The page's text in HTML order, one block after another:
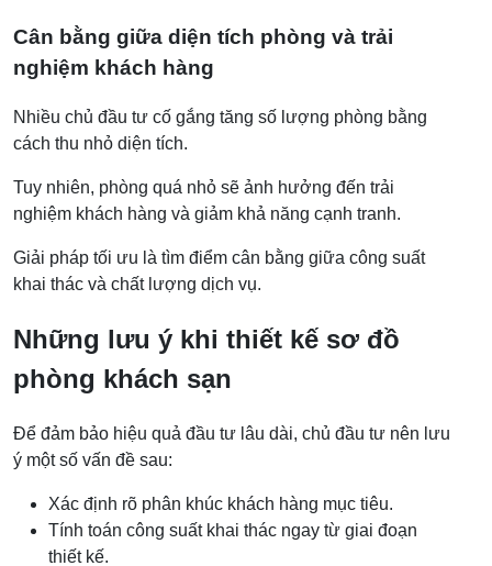
Cân bằng giữa diện tích phòng và trải
nghiệm khách hàng
Nhiều chủ đầu tư cố gắng tăng số lượng phòng bằng
cách thu nhỏ diện tích.
Tuy nhiên, phòng quá nhỏ sẽ ảnh hưởng đến trải
nghiệm khách hàng và giảm khả năng cạnh tranh.
Giải pháp tối ưu là tìm điểm cân bằng giữa công suất
khai thác và chất lượng dịch vụ.
Những lưu ý khi thiết kế sơ đồ
phòng khách sạn
Để đảm bảo hiệu quả đầu tư lâu dài, chủ đầu tư nên lưu
ý một số vấn đề sau:
Xác định rõ phân khúc khách hàng mục tiêu.
Tính toán công suất khai thác ngay từ giai đoạn
thiết kế.